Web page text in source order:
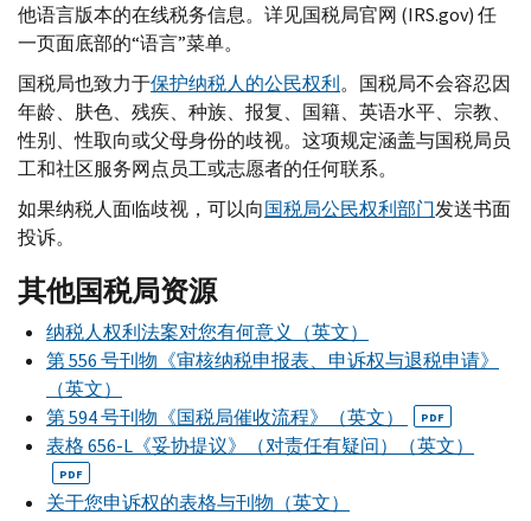
他语言版本的在线税务信息。详见国税局官网 (IRS.gov) 任
一页面底部的“语言”菜单。
国税局也致力于保护纳税人的公民权利。国税局不会容忍因
年龄、肤色、残疾、种族、报复、国籍、英语水平、宗教、
性别、性取向或父母身份的歧视。这项规定涵盖与国税局员
工和社区服务网点员工或志愿者的任何联系。
如果纳税人面临歧视，可以向国税局公民权利部门发送书面
投诉。
其他国税局资源
纳税人权利法案对您有何意义（英文）
第 556 号刊物《审核纳税申报表、申诉权与退税申请》
（英文）
第 594 号刊物《国税局催收流程》（英文）
PDF
表格 656-L《妥协提议》（对责任有疑问）（英文）
PDF
关于您申诉权的表格与刊物（英文）